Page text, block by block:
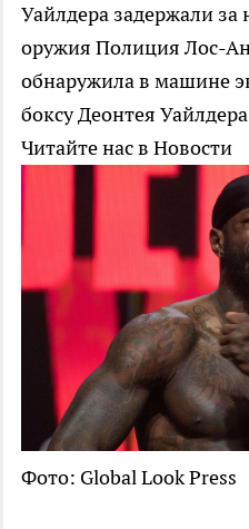
Уайлдера задержали за
оружия Полиция Лос-
обнаружила в машине
боксу Деонтея
Читайте нас в Новости
Фото: Global Look Press